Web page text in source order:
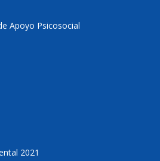
Apoyo Psicosocial
2021